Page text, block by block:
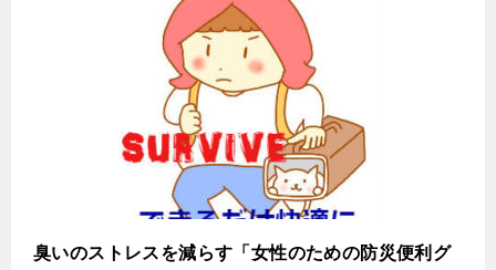
臭いのストレスを減らす「女性のための防災便利グ